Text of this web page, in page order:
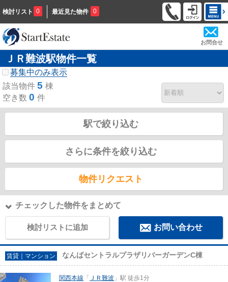
検討リスト 0 最近見た物件 0
お問合せ
ＪＲ難波駅物件一覧
募集中のみ表示
該当物件 5 棟
空き数 0 件
駅で絞り込む
さらに条件を絞り込む
物件リクエスト
チェックした物件をまとめて
検討リストに追加 お問い合わせ
賃貸｜マンション なんばセントラルプラザリバーガーデンC棟
関西本線 「 ＪＲ難波 」駅 徒歩1分